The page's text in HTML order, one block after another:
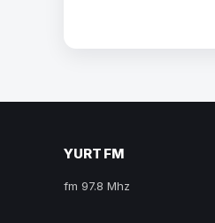
YURT FM
fm 97.8 Mhz